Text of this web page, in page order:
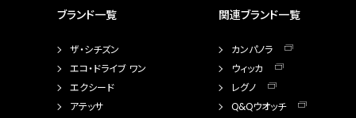
ブランド一覧
ザ・シチズン
エコ・ドライブ ワン
エクシード
アテッサ
関連ブランド一覧
カンパノラ
ウィッカ
レグノ
Q&Qウオッチ